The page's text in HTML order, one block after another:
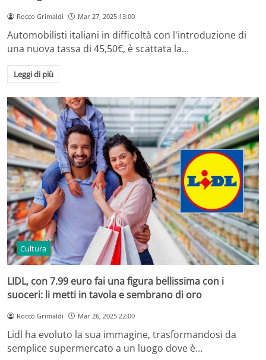
Rocco Grimaldi Mar 27, 2025 13:00
Automobilisti italiani in difficoltà con l'introduzione di
una nuova tassa di 45,50€, è scattata la…
Leggi di più
Cultura
LIDL, con 7.99 euro fai una figura bellissima con i
suoceri: li metti in tavola e sembrano di oro
Rocco Grimaldi Mar 26, 2025 22:00
Lidl ha evoluto la sua immagine, trasformandosi da
semplice supermercato a un luogo dove è…